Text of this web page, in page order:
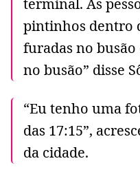
terminal. As
pintinhos dentro
furadas no
no busão” disse
“Eu tenho uma
das 17:15”,
da cidade.